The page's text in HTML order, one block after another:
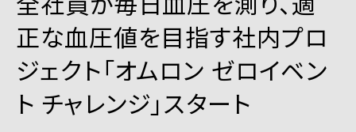
正な血圧値を目指す社内プロ
ジェクト「オムロン ゼロイベン
ト チャレンジ」スタート